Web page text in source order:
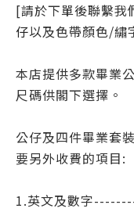
[請於下單後聯繫我
仔以及色帶顏色/繡
本店提供多款畢業
尺碼供閣下選擇。
公仔及四件畢業套
要另外收費的項目:
1.英文及數字